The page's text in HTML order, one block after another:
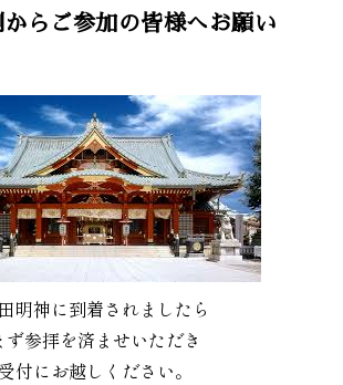
らご参加の皆様へお願い
明神に到着されましたら
ず参拝を済ませいただき
付にお越しください。